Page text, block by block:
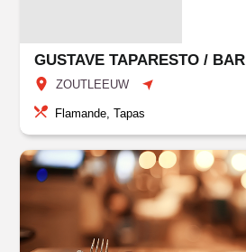
GUSTAVE TAPARESTO / BAR
ZOUTLEEUW
Flamande, Tapas